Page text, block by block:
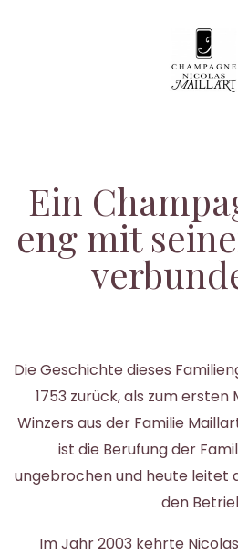
Ein
eng mit
Die Geschichte dieses
1753 zurück, als zum ersten
Winzers aus der Familie
ist die Berufung der
ungebrochen und heute leitet
den
Im Jahr 2003 kehrte